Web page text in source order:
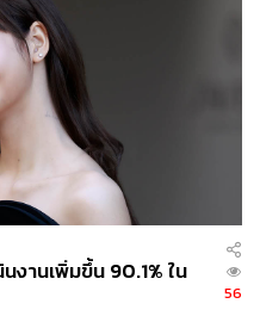
China
244
งานเพิ่มขึ้น 90.1% ใน
56